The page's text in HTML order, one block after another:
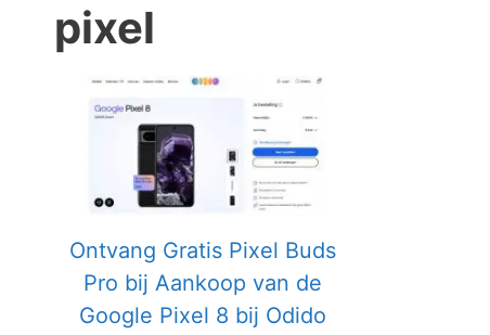
pixel
Ontvang Gratis Pixel Buds
Pro bij Aankoop van de
Google Pixel 8 bij Odido